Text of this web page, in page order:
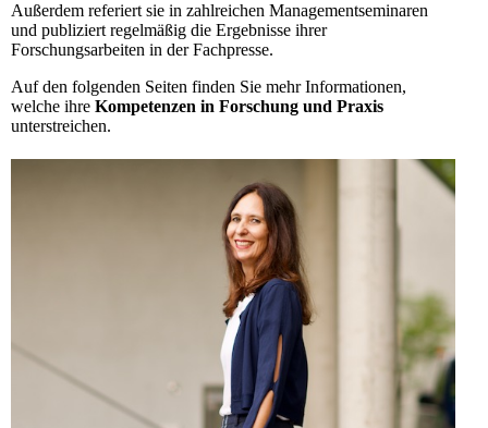
Außerdem referiert sie in zahlreichen Managementseminaren
und publiziert regelmäßig die Ergebnisse ihrer
Forschungsarbeiten in der Fachpresse.
Auf den folgenden Seiten finden Sie mehr Informationen,
welche ihre Kompetenzen in Forschung und Praxis
unterstreichen.